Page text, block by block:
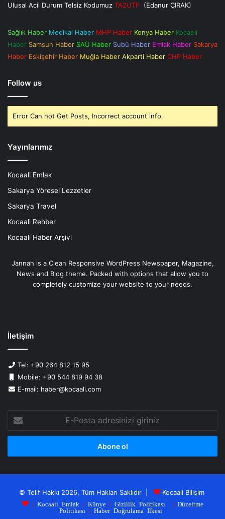
Ulusal Acil Durum Telsiz Kodumuz TA2UTF (Edanur ÇIRAK)
Sağlık Haber Medikal Haber MHP Haber Konya Haber Kocaeli
Haber Samsun Haber SAÜ Haber Subü Haber Emlak Haber Sakarya
Haber Eskişehir Haber Muğla Haber Akparti Haber CHP Haber
Follow us
Error Can not Get Posts, Incorrect account info.
Yayınlarımız
Kocaali Emlak
Sakarya Yöresel Lezzetler
Sakarya Travel
Kocaali Rehber
Kocaali Haber Arşivi
Jannah is a Clean Responsive WordPress Newspaper, Magazine,
News and Blog theme. Packed with options that allow you to
completely customize your website to your needs.
İletişim
Tel: +90 264 812 15 95
Mobile: +90 544 819 94 38
E-mail: haber@kocaali.com
Posta
adresinizi
© Telif Hakkı 2026, Tüm Hakları Saklıdır | Kocaali Bilişim
| Kocaali Emlak | Künye| Gizlilik Politikası | Düzeltme
Politikası | Haber Doğrulama Ilkesi